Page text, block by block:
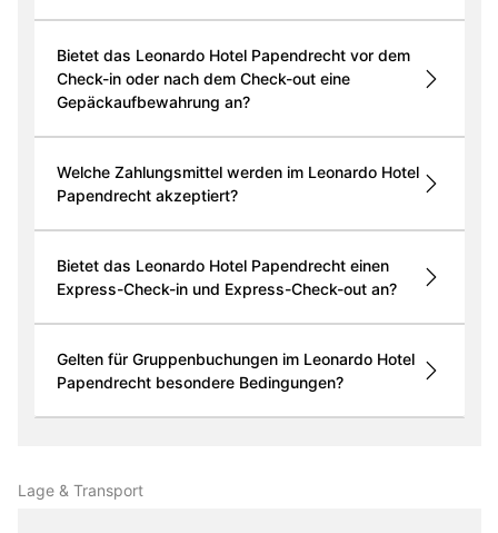
Bietet das Leonardo Hotel Papendrecht vor dem
Check-in oder nach dem Check-out eine
Gepäckaufbewahrung an?
Welche Zahlungsmittel werden im Leonardo Hotel
Papendrecht akzeptiert?
Bietet das Leonardo Hotel Papendrecht einen
Express-Check-in und Express-Check-out an?
Gelten für Gruppenbuchungen im Leonardo Hotel
Papendrecht besondere Bedingungen?
Lage & Transport